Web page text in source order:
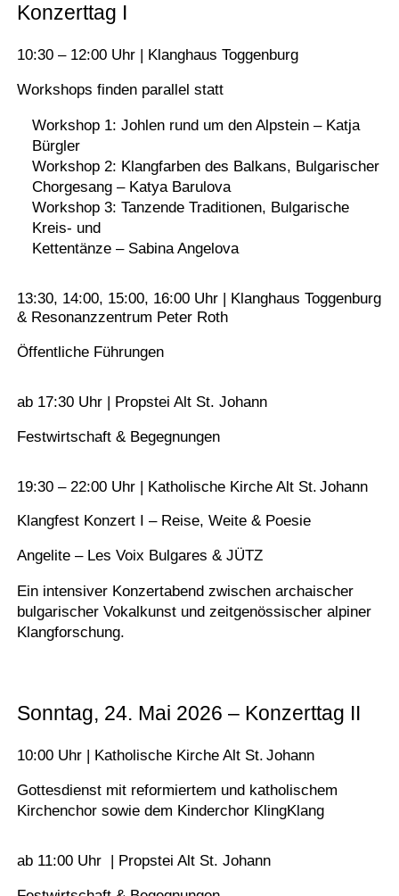
Konzerttag I
10:30 – 12:00 Uhr | Klanghaus Toggenburg
Workshops finden parallel statt
Workshop 1: Johlen rund um den Alpstein – Katja
Bürgler
Workshop 2: Klangfarben des Balkans, Bulgarischer
Chorgesang – Katya Barulova
Workshop 3: Tanzende Traditionen, Bulgarische
Kreis- und
Kettentänze – Sabina Angelova
13:30, 14:00, 15:00, 16:00 Uhr | Klanghaus Toggenburg
& Resonanzzentrum Peter Roth
Öffentliche Führungen
ab 17:30 Uhr | Propstei Alt St. Johann
Festwirtschaft & Begegnungen
19:30 – 22:00 Uhr | Katholische Kirche Alt St. Johann
Klangfest Konzert I – Reise, Weite & Poesie
Angelite – Les Voix Bulgares & JÜTZ
Ein intensiver Konzertabend zwischen archaischer
bulgarischer Vokalkunst und zeitgenössischer alpiner
Klangforschung.
Sonntag, 24. Mai 2026 – Konzerttag II
10:00 Uhr | Katholische Kirche Alt St. Johann
Gottesdienst mit reformiertem und katholischem
Kirchenchor sowie dem Kinderchor KlingKlang
ab 11:00 Uhr | Propstei Alt St. Johann